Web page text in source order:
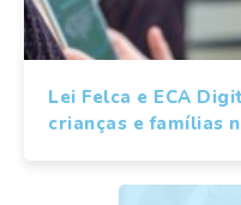
Lei Felca e ECA
crianças e famílias